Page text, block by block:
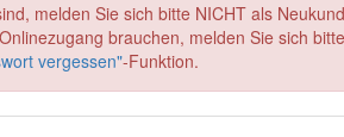
melden Sie sich bitte NICHT als
brauchen, melden Sie sich
vergessen"-Funktion.